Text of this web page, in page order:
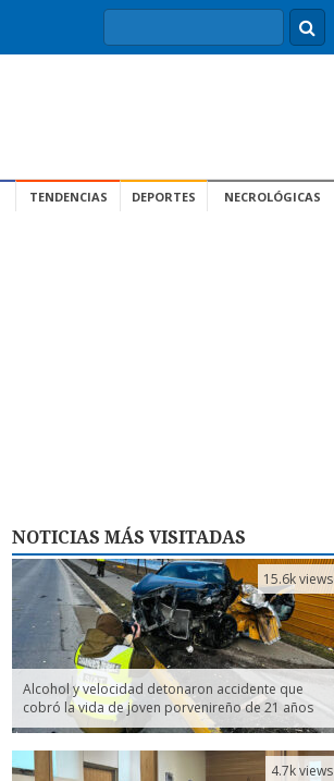
TENDENCIAS DEPORTES NECROLÓGICAS
NOTICIAS MÁS VISITADAS
Alcohol y velocidad detonaron accidente que
cobró la vida de joven porvenireño de 21 años
15.6k views
4.7k views